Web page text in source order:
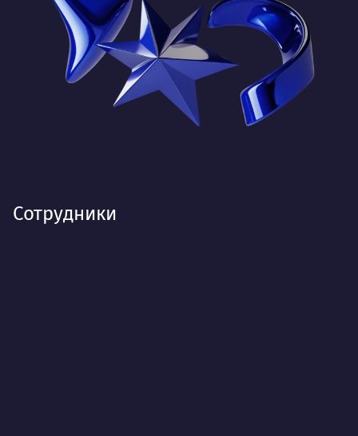
Сотрудники